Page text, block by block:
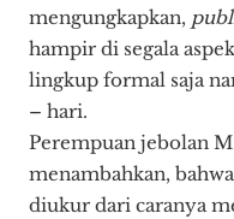
mengungkapkan,
hampir di segala
lingkup formal saja
– hari.
Perempuan jebolan
menambahkan,
diukur dari caranya